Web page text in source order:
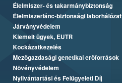
Élelmiszer- és takarmánybiztonság
Élelmiszerlánc-biztonsági laborhálózat
Járványvédelem
Kiemelt ügyek, EUTR
Kockázatkezelés
Mezőgazdasági genetikai erőforrások
Növényvédelem
Nyilvántartási és Felügyeleti Díj